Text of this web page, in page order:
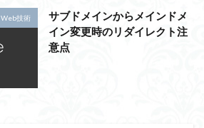
Web技術
サブドメインからメインドメ
イン変更時のリダイレクト注
意点